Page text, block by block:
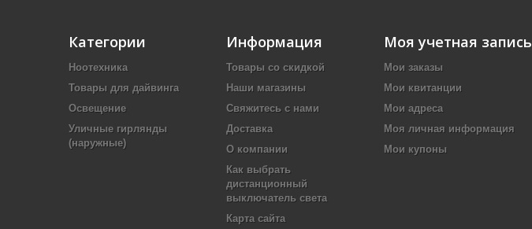
Категории
Ноотехника
Товары для дайвинга
Освещение
Уличные гирлянды
(наружные)
Информация
Товары со скидкой
Наши магазины
Свяжитесь с нами
Доставка
О компании
Как выбрать
дистанционный
выключатель света
Карта сайта
Моя учетная запись
Мои заказы
Мои квитанции
Мои адреса
Моя личная информация
Мои купоны